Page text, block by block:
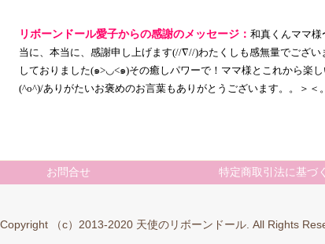
リボーンドール愛子からの感謝のメッセージ： 和真くんママ様
当に、本当に、感謝申し上げます(//∇//)わたくしも感無量でござ
しておりました(๑>◡<๑)その癒しパワーで！ママ様とこれから楽
(^o^)/ありがたいお褒めのお言葉もありがとうございます。。＞＜
お問合せ 特定商取引法に基づ
Copyright （c）2013-2020 天使のリボーンドール. All Rights